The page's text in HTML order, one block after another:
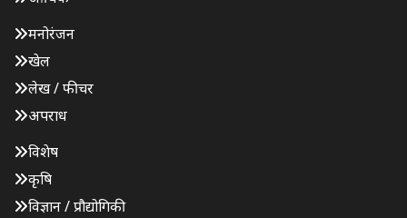
मनोरंजन
खेल
लेख / फीचर
अपराध
विशेष
कृषि
विज्ञान / प्रौद्योगिकी